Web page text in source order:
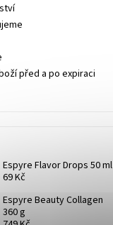
před a po expiraci
Espyre Flavor Drops 50 ml
69 Kč
Espyre Beauty Collagen
360 g